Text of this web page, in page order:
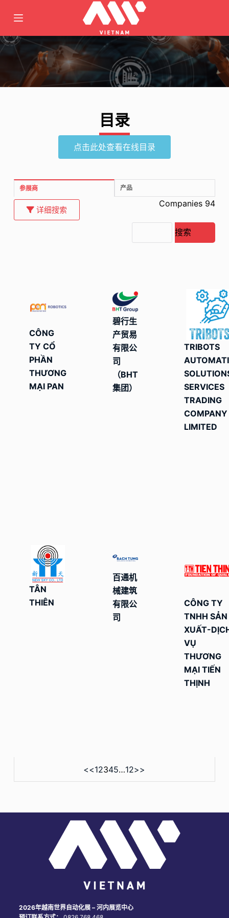
跳
内
容
目录
点击此处查看在线目录
参展商 产品
详细搜索
Companies 94
搜索
CÔNG
TY CỔ
PHẦN
THƯƠNG
MẠI PAN
碧行生
产贸易
有限公
司
（BHT
集团）
TRIBOTS
SERVICES
TRADING
COMPANY
LIMITED
TÂN
THIÊN
百通机
械建筑
有限公
司
CÔNG TY
TNHH SẢN
XUẤT-
VỤ
THƯƠNG
MẠI TIẾN
THỊNH
<<12345…12>>
2026年越南世界自动化展 – 河内展览中心